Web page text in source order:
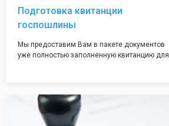
Подготовка квитанции
госпошлины
Мы предоставим Вам в пакете документов
уже полностью заполненную квитанцию для
посредственно в налоговой инспекции при
подаче документов на регистрацию.